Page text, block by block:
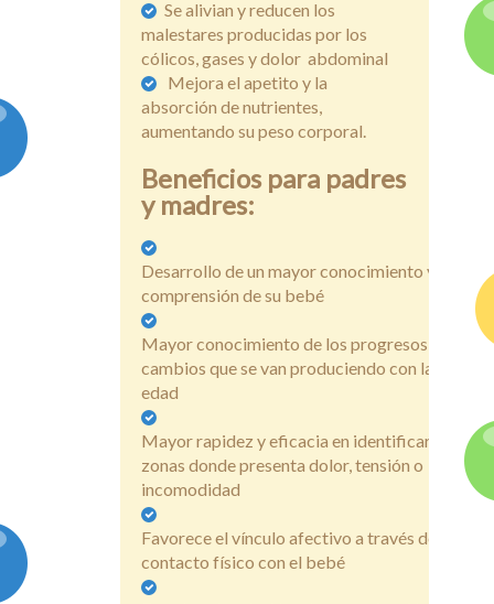
Se alivian y reducen los
malestares producidas por los
cólicos, gases y dolor abdominal
Mejora el apetito y la
absorción de nutrientes,
aumentando su peso corporal.
Beneficios para padres
y madres:
Desarrollo de un mayor conocimiento y
comprensión de su bebé
Mayor conocimiento de los progresos y
cambios que se van produciendo con la
edad
Mayor rapidez y eficacia en identificar las
zonas donde presenta dolor, tensión o
incomodidad
Favorece el vínculo afectivo a través del
contacto físico con el bebé